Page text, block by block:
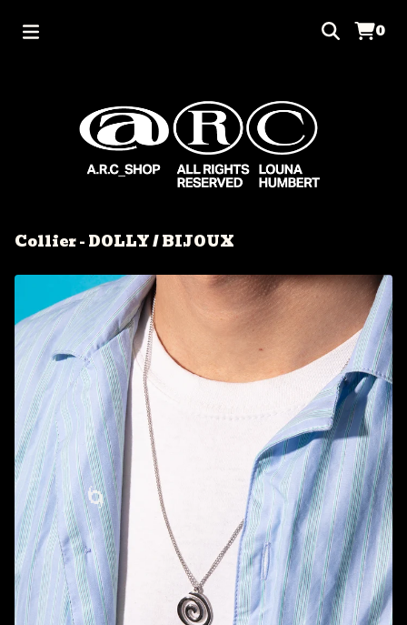
0
Collier - DOLLY/BIJOUX
🌀